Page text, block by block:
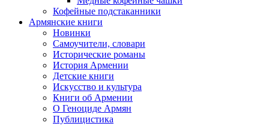
Кофейные подстаканники
Армянские книги
Новинки
Самоучители, словари
Исторические романы
История Армении
Детские книги
Иcкусство и культура
Книги об Армении
О Геноциде Армян
Публицистика